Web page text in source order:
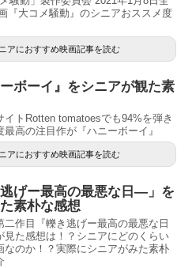
『大コメ騒動』のシニアおススメ度
アにおすすめ映画記事を読む
ボーイ』をシニアが観た素
イトRotten tomatoesでも94%を弾き
高の注目作が『ハニーボーイ』
アにおすすめ映画記事を読む
げー最高の最悪な日―」を
素朴な感想
二作目『轢き逃げー最高の最悪な日
た感想は！？シニアにどのくらい
なのか！？実際にシニアがみた素朴